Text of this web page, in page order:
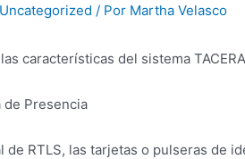
Uncategorized / Por Martha Velasco
características del sistema
de Presencia
de RTLS, las tarjetas o pulseras de